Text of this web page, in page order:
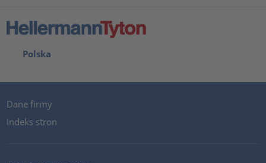
Polska
Dane firmy
Indeks stron